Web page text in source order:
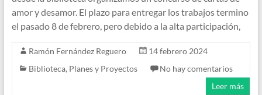
amor y desamor. El plazo para entregar los trabajos termino
el pasado 8 de febrero, pero debido a la alta participación,
Ramón Fernández Reguero
14 febrero 2024
Biblioteca, Planes y Proyectos
No hay comentarios
Leer más